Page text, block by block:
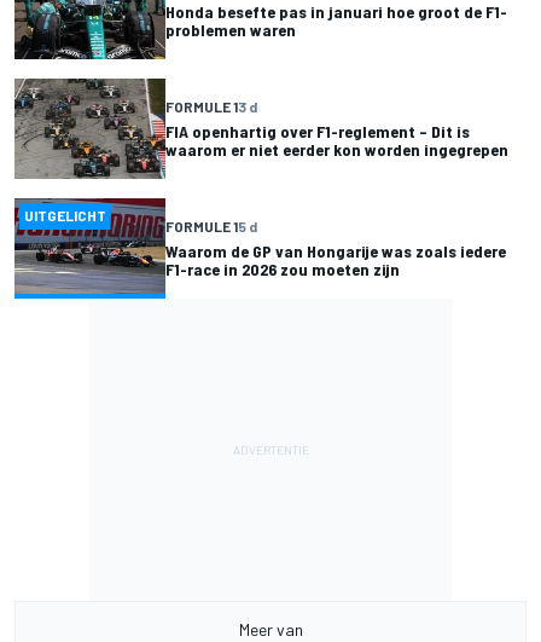
Honda besefte pas in januari hoe groot de F1-
problemen waren
FORMULE 13 d
FIA openhartig over F1-reglement – Dit is
waarom er niet eerder kon worden ingegrepen
UITGELICHT
FORMULE 15 d
Waarom de GP van Hongarije was zoals iedere
F1-race in 2026 zou moeten zijn
Meer van